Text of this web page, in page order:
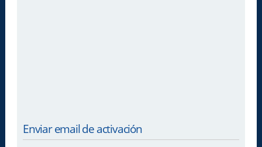
Enviar email de activación